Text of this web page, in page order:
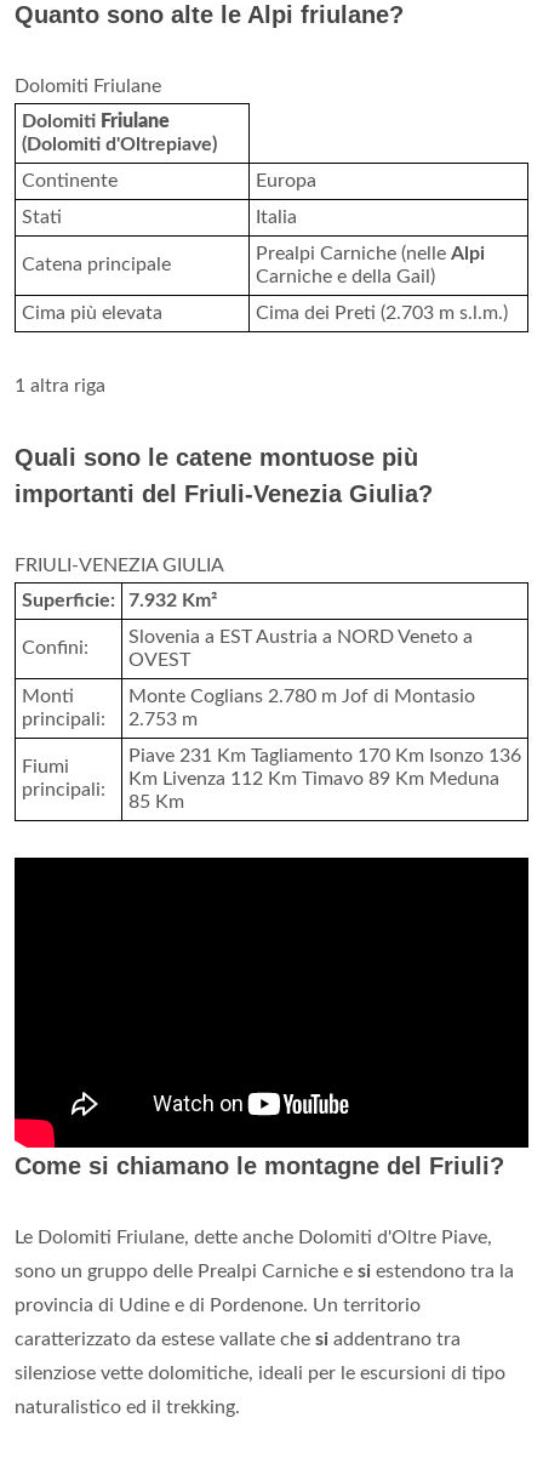
Quanto sono alte le Alpi friulane?
Dolomiti Friulane
Dolomiti Friulane
(Dolomiti d'Oltrepiave)
Continente
Europa
Stati
Italia
Catena principale
Prealpi Carniche (nelle Alpi
Carniche e della Gail)
Cima più elevata
Cima dei Preti (2.703 m s.l.m.)
1 altra riga
Quali sono le catene montuose più
importanti del Friuli-Venezia Giulia?
FRIULI-VENEZIA GIULIA
Superficie:
7.932 Km²
Confini:
Slovenia a EST Austria a NORD Veneto a
OVEST
Monti
principali:
Monte Coglians 2.780 m Jof di Montasio
2.753 m
Fiumi
principali:
Piave 231 Km Tagliamento 170 Km Isonzo 136
Km Livenza 112 Km Timavo 89 Km Meduna
85 Km
Come si chiamano le montagne del Friuli?
Le Dolomiti Friulane, dette anche Dolomiti d'Oltre Piave,
sono un gruppo delle Prealpi Carniche e si estendono tra la
provincia di Udine e di Pordenone. Un territorio
caratterizzato da estese vallate che si addentrano tra
silenziose vette dolomitiche, ideali per le escursioni di tipo
naturalistico ed il trekking.